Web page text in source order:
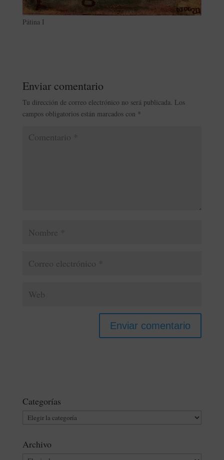
Pátina I
Enviar comentario
Tu dirección de correo electrónico no será publicada. Los
campos obligatorios están marcados con *
Categorías
Categorías
Archivo